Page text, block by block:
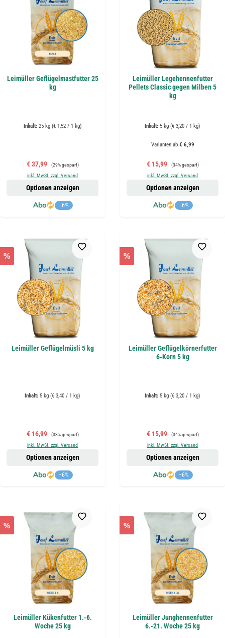
Leimüller Geflügelmastfutter 25
kg
Inhalt: 25 kg (€ 1,52 / 1 kg)
Verkaufspreis:
€ 37,99 Regulärer Preis:
(29% gespart)
inkl. MwSt. zzgl. Versand
−6%
Optionen anzeigen
Leimüller Legehennenfutter
Pellets Classic gegen Milben 5
kg
Inhalt: 5 kg (€ 3,20 / 1 kg)
Varianten ab€ 6,99
Verkaufspreis:
€ 15,99 Regulärer Preis:
(34% gespart)
inkl. MwSt. zzgl. Versand
−6%
Optionen anzeigen
%
Leimüller Geflügelmüsli 5 kg
Inhalt: 5 kg (€ 3,40 / 1 kg)
Verkaufspreis:
€ 16,99 Regulärer Preis:
(33% gespart)
inkl. MwSt. zzgl. Versand
−6%
Optionen anzeigen
%
Leimüller Geflügelkörnerfutter
6-Korn 5 kg
Inhalt: 5 kg (€ 3,20 / 1 kg)
Verkaufspreis:
€ 15,99 Regulärer Preis:
(34% gespart)
inkl. MwSt. zzgl. Versand
−6%
Optionen anzeigen
%
Leimüller Kükenfutter 1.-6.
Woche 25 kg
%
Leimüller Junghennenfutter
6.-21. Woche 25 kg